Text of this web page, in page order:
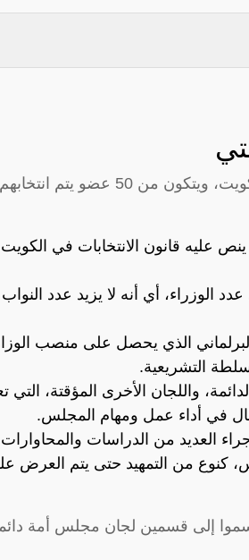
يمثل المجلس الكويتي السلطة التشريعية في دولة الكويت، ويتكون من 50
عليه قانون الانتخابات في
الوزراء، أي أنه لا يزيد عدد
البرلماني الذي يحصل على منصب
التشريعية.
واللجان الأخرى المؤقتة، التي
في أداء عمل ومهام المجلس.
العديد من الدراسات
كنوع من التمهيد حتى يتم العرض
إلى قسمين لجان مجلس أمة